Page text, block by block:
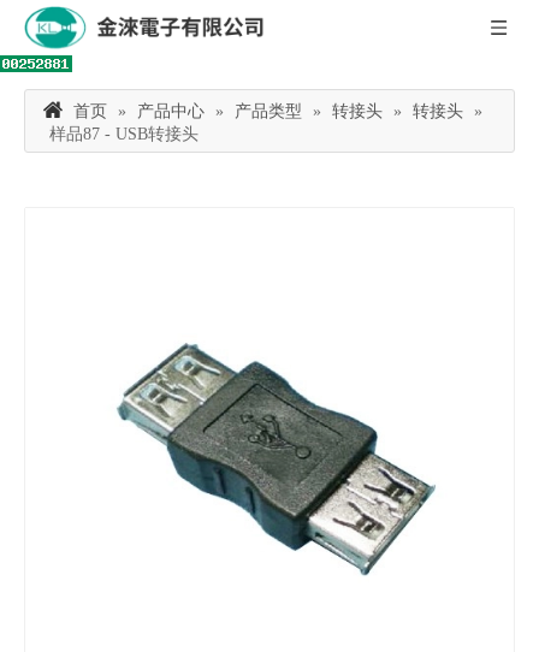
首页 » 产品中心 » 产品类型 » 转接头 » 转接头
»
样品87 - USB转接头